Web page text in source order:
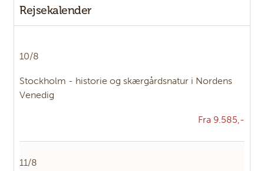
Facebook: PanterRejser
Rejsekalender
10/8
Stockholm - historie og skærgårdsnatur i Nordens
Venedig
Fra 9.585,-
11/8